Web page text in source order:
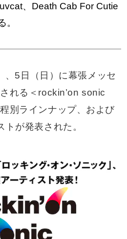
、Death Cab For Cutie
。
、5日（日）に幕張メッセ
れる＜rockin’on sonic
別ラインナップ、および
が発表された。